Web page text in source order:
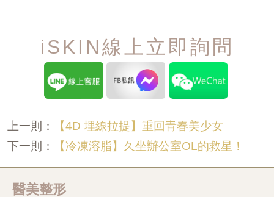
iSKIN線上立即詢問
上一則： 【4D 埋線拉提】重回青春美少女
下一則： 【冷凍溶脂】久坐辦公室OL的救星！
醫美整形